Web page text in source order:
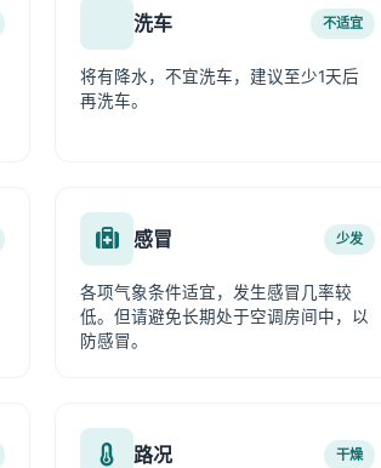
洗车 不适宜
将有降水，不宜洗车，建议至少1天后
再洗车。
感冒 少发
各项气象条件适宜，发生感冒几率较
低。但请避免长期处于空调房间中，以
防感冒。
路况 干燥